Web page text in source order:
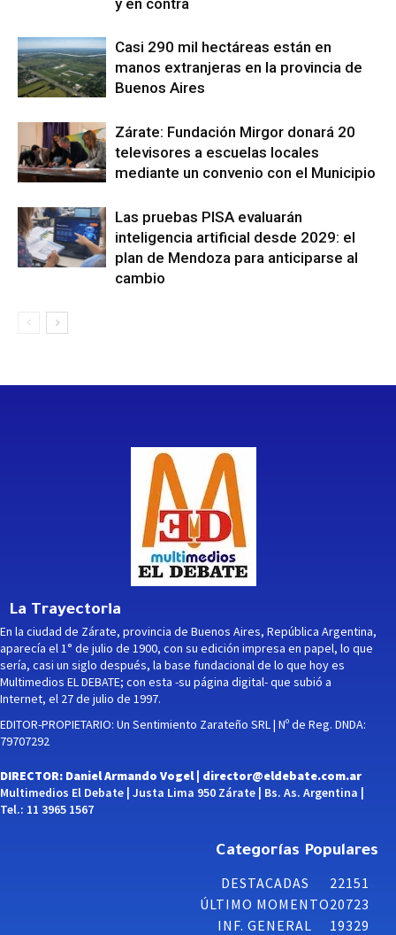
Casi 290 mil hectáreas están en
manos extranjeras en la provincia de
Buenos Aires
Zárate: Fundación Mirgor donará 20
televisores a escuelas locales
mediante un convenio con el Municipio
Las pruebas PISA evaluarán
inteligencia artificial desde 2029: el
plan de Mendoza para anticiparse al
cambio
La Trayectoria
En la ciudad de Zárate, provincia de Buenos Aires, República Argentina,
aparecía el 1° de julio de 1900, con su edición impresa en papel, lo que
sería, casi un siglo después, la base fundacional de lo que hoy es
Multimedios EL DEBATE; con esta -su página digital- que subió a
Internet, el 27 de julio de 1997.
EDITOR-PROPIETARIO: Un Sentimiento Zarateño SRL | Nº de Reg. DNDA:
79707292
DIRECTOR: Daniel Armando Vogel | director@eldebate.com.ar
Multimedios El Debate | Justa Lima 950 Zárate | Bs. As. Argentina |
Tel.: 11 3965 1567
Categorías Populares
DESTACADAS
22151
ÚLTIMO MOMENTO20723
INF. GENERAL
19329